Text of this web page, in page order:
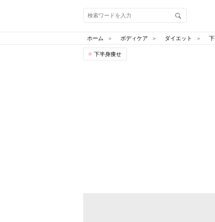
ホーム ボディケア ダイエット
下半身痩せ